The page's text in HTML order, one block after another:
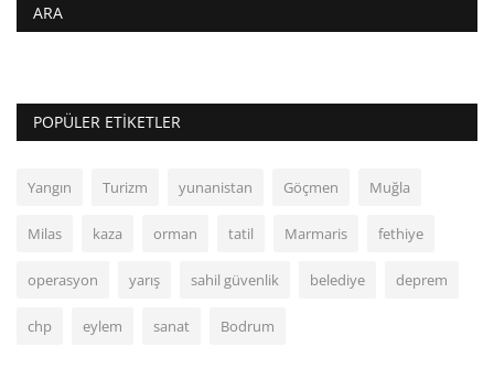
ARA
POPÜLER ETIKETLER
Yangın Turizm yunanistan Göçmen Muğla
Milas kaza orman tatil Marmaris fethiye
operasyon yarış sahil güvenlik belediye deprem
chp eylem sanat Bodrum